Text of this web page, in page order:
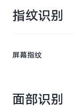
指纹识别
屏幕指纹
面部识别